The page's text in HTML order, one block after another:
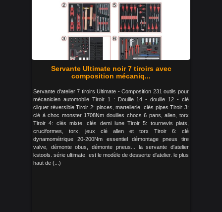
Servante Ultimate noir 7 tiroirs avec
composition mécaniq...
Servante d'atelier 7 tiroirs Ultimate - Composition 231 outils pour
mécanicien automobile Tiroir 1 : Douille 14 - douille 12 - clé
cliquet réversible Tiroir 2: pinces, martellerie, clés pipes Tiroir 3:
clé à choc monster 1708Nm douilles chocs 6 pans, allen, torx
Tiroir 4: clés mixte, clés demi lune Tiroir 5: tournevis plats,
cruciformes, torx, jeux clé allen et torx Tiroir 6: clé
dynamométrique 20-200Nm essentiel démontage pneus tire
valve, démonte obus, démonte pneus... la servante d'atelier
kstools. série ultimate. est le modèle de desserte d'atelier. le plus
haut de (...)